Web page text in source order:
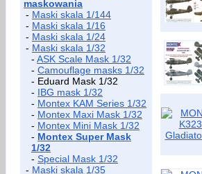
maskowania
- Maski skala 1/144
- Maski skala 1/16
- Maski skala 1/24
- Maski skala 1/32
- ASK Scale Mask 1/32
- Camouflage masks 1/32
- Eduard Mask 1/32
- IBG mask 1/32
- Montex KAM Series 1/32
- Montex Maxi Mask 1/32
- Montex Mini Mask 1/32
- Montex Super Mask
1/32
- Special Mask 1/32
- Maski skala 1/35